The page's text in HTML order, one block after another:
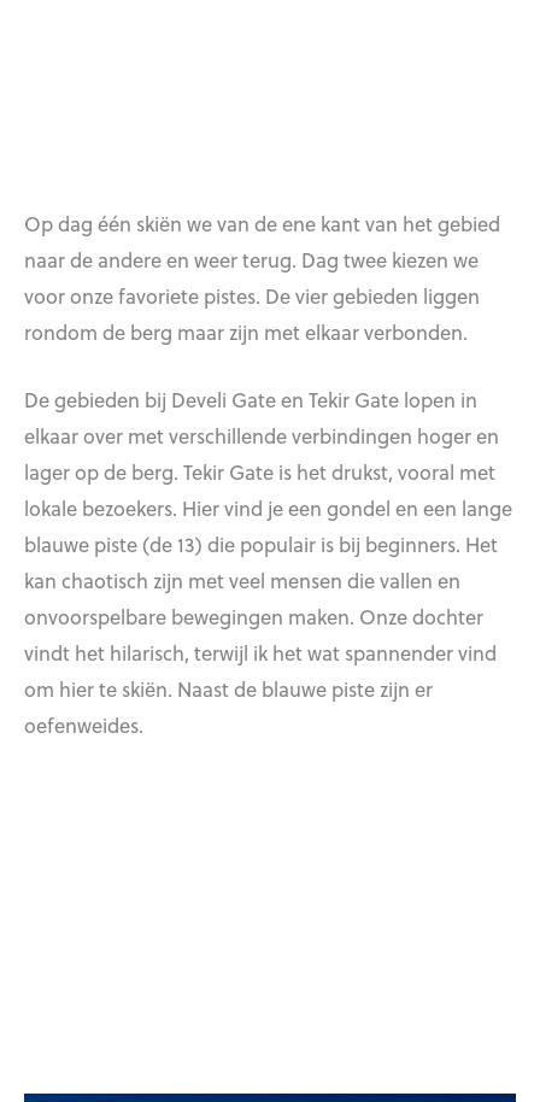
Op dag één skiën we van de ene kant van het gebied
naar de andere en weer terug. Dag twee kiezen we
voor onze favoriete pistes. De vier gebieden liggen
rondom de berg maar zijn met elkaar verbonden.
De gebieden bij Develi Gate en Tekir Gate lopen in
elkaar over met verschillende verbindingen hoger en
lager op de berg. Tekir Gate is het drukst, vooral met
lokale bezoekers. Hier vind je een gondel en een lange
blauwe piste (de 13) die populair is bij beginners. Het
kan chaotisch zijn met veel mensen die vallen en
onvoorspelbare bewegingen maken. Onze dochter
vindt het hilarisch, terwijl ik het wat spannender vind
om hier te skiën. Naast de blauwe piste zijn er
oefenweides.